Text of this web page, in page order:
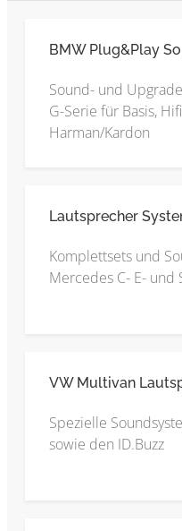
BMW Plug&Play
Sound- und
G-Serie für Basis,
Harman/Kardon
Lautsprecher
Komplettsets und
Mercedes C- E- und
VW Multivan
Spezielle
sowie den ID.Buzz